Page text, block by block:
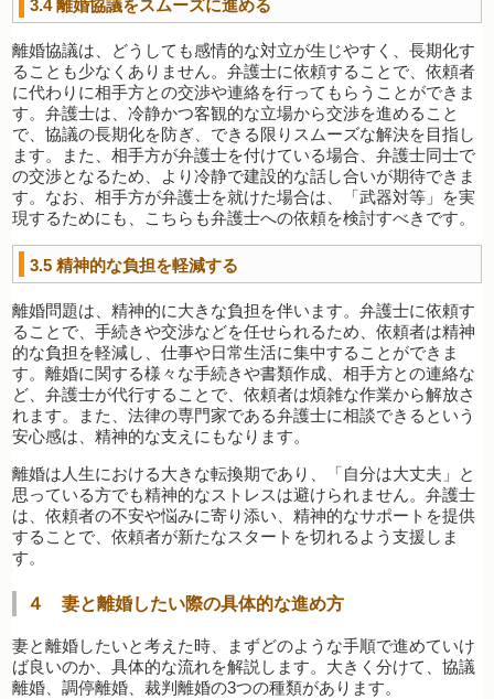
3.4離婚協議をスムーズに進める
離婚協議は、どうしても感情的な対立が生じやすく、長期化す
ることも少なくありません。弁護士に依頼することで、依頼者
に代わりに相手方との交渉や連絡を行ってもらうことができま
す。弁護士は、冷静かつ客観的な立場から交渉を進めること
で、協議の長期化を防ぎ、できる限りスムーズな解決を目指し
ます。また、相手方が弁護士を付けている場合、弁護士同士で
の交渉となるため、より冷静で建設的な話し合いが期待できま
す。なお、相手方が弁護士を就けた場合は、「武器対等」を実
現するためにも、こちらも弁護士への依頼を検討すべきです。
3.5精神的な負担を軽減する
離婚問題は、精神的に大きな負担を伴います。弁護士に依頼す
ることで、手続きや交渉などを任せられるため、依頼者は精神
的な負担を軽減し、仕事や日常生活に集中することができま
す。離婚に関する様々な手続きや書類作成、相手方との連絡な
ど、弁護士が代行することで、依頼者は煩雑な作業から解放さ
れます。また、法律の専門家である弁護士に相談できるという
安心感は、精神的な支えにもなります。
離婚は人生における大きな転換期であり、「自分は大丈夫」と
思っている方でも精神的なストレスは避けられません。弁護士
は、依頼者の不安や悩みに寄り添い、精神的なサポートを提供
することで、依頼者が新たなスタートを切れるよう支援しま
す。
４ 妻と離婚したい際の具体的な進め方
妻と離婚したいと考えた時、まずどのような手順で進めていけ
ば良いのか、具体的な流れを解説します。大きく分けて、協議
離婚、調停離婚、裁判離婚の3つの種類があります。